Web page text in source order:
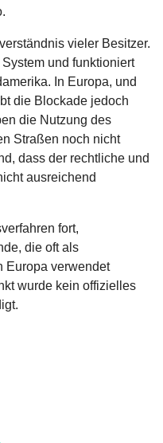
vieler Besitzer.
und funktioniert
In Europa, und
die Blockade jedoch
die Nutzung des
Straßen noch nicht
dass der rechtliche und
ausreichend
fort,
die oft als
Europa verwendet
wurde kein offizielles